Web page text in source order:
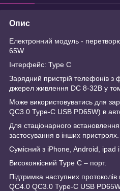
Опис
Електронний модуль -
65W
Інтерфейс: Type C
Зарядний пристрій телефонів з
джерел живлення DC 8-32В у
Може використовуватись для
QC3.0 Type-C USB PD65W) в
Для стаціонарного
застосування в інших пристроях.
Сумісний з iPhone, Android, ipad і
Високоякісний Type C – порт.
Підтримка наступних
QC4.0 QC3.0 Type-C USB